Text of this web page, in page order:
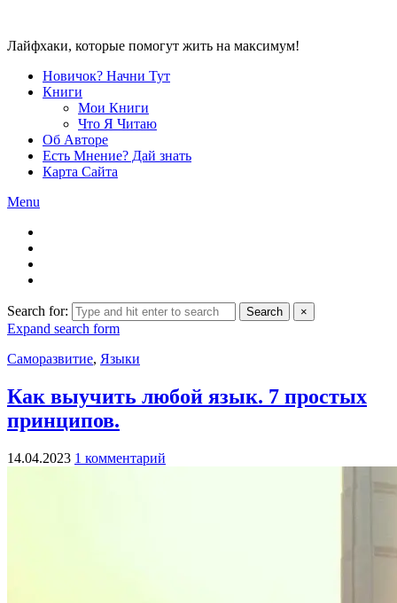
Лайфхаки, которые помогут жить на максимум!
Новичок? Начни Тут
Книги
Мои Книги
Что Я Читаю
Об Авторе
Есть Мнение? Дай знать
Карта Сайта
Menu
Search for: Search ×
Expand search form
Саморазвитие, Языки
Как выучить любой язык. 7 простых
принципов.
14.04.2023 1 комментарий